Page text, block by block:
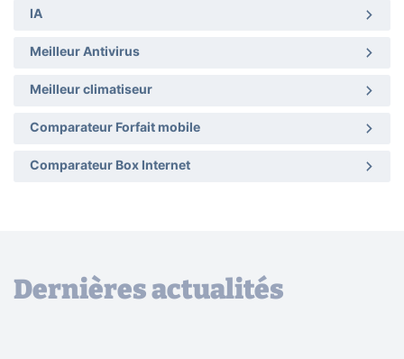
IA
Meilleur Antivirus
Meilleur climatiseur
Comparateur Forfait mobile
Comparateur Box Internet
Dernières actualités